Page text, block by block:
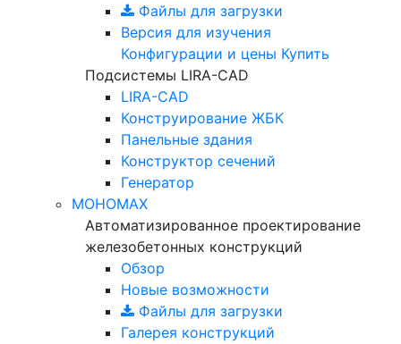
Файлы для загрузки
Версия для изучения
Конфигурации и цены Купить
Подсистемы LIRA-CAD
LIRA-CAD
Конструирование ЖБК
Панельные здания
Конструктор сечений
Генератор
МОНОМАХ
Автоматизированное проектирование
железобетонных конструкций
Обзор
Новые возможности
Файлы для загрузки
Галерея конструкций